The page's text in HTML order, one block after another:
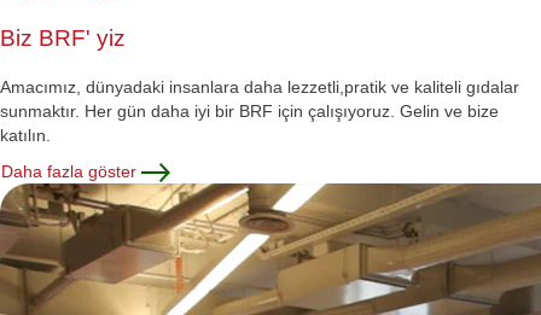
Biz BRF' yiz
Amacımız, dünyadaki insanlara daha lezzetli,pratik ve kaliteli gıdalar
sunmaktır. Her gün daha iyi bir BRF için çalışıyoruz. Gelin ve bize
katılın.
Daha fazla göster